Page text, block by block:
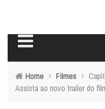
Home › Filmes ›
Assista ao novo trailer do